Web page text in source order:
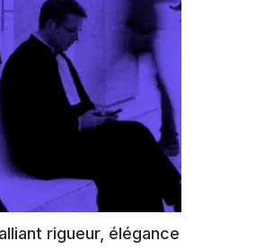
rigueur, élégance